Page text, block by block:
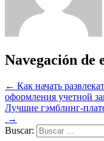
Navegación de
← Как начать
оформления учетной
Лучшие гэмблинг-
→
Buscar: